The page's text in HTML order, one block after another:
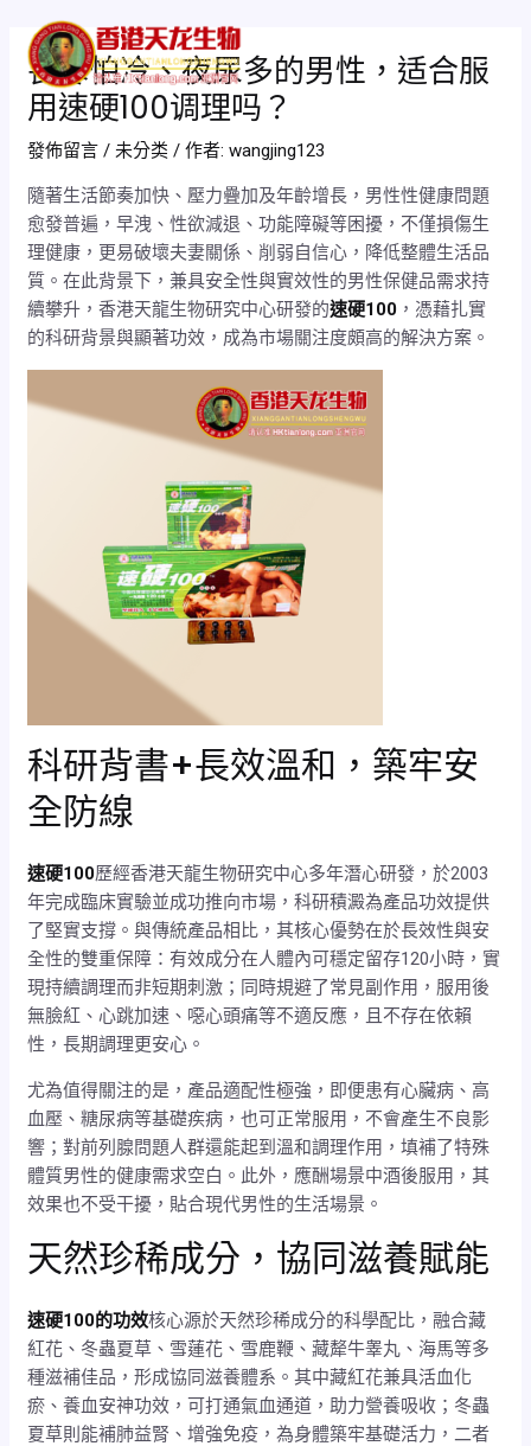
畏寒怕冷、夜尿多的男性，适合服
用速硬100调理吗？
發佈留言 / 未分类 / 作者:wangjing123
隨著生活節奏加快、壓力疊加及年齡增長，男性性健康問題
愈發普遍，早洩、性欲減退、功能障礙等困擾，不僅損傷生
理健康，更易破壞夫妻關係、削弱自信心，降低整體生活品
質。在此背景下，兼具安全性與實效性的男性保健品需求持
續攀升，香港天龍生物研究中心研發的速硬100 ，憑藉扎實
的科研背景與顯著功效，成為市場關注度頗高的解決方案。
科研背書+長效溫和，築牢安
全防線
速硬100歷經香港天龍生物研究中心多年潛心研發，於2003
年完成臨床實驗並成功推向市場，科研積澱為產品功效提供
了堅實支撐。與傳統產品相比，其核心優勢在於長效性與安
全性的雙重保障：有效成分在人體內可穩定留存120小時，實
現持續調理而非短期刺激；同時規避了常見副作用，服用後
無臉紅、心跳加速、噁心頭痛等不適反應，且不存在依賴
性，長期調理更安心。
尤為值得關注的是，產品適配性極強，即便患有心臟病、高
血壓、糖尿病等基礎疾病，也可正常服用，不會產生不良影
響；對前列腺問題人群還能起到溫和調理作用，填補了特殊
體質男性的健康需求空白。此外，應酬場景中酒後服用，其
效果也不受干擾，貼合現代男性的生活場景。
天然珍稀成分，協同滋養賦能
速硬100的功效核心源於天然珍稀成分的科學配比，融合藏
紅花、冬蟲夏草、雪蓮花、雪鹿鞭、藏犛牛睾丸、海馬等多
種滋補佳品，形成協同滋養體系。其中藏紅花兼具活血化
瘀、養血安神功效，可打通氣血通道，助力營養吸收；冬蟲
夏草則能補肺益腎、增強免疫，為身體築牢基礎活力，二者
navigation